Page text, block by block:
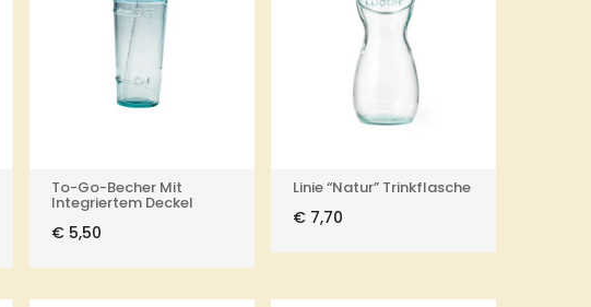
To-Go-Becher Mit
Integriertem Deckel
€5,50
Linie “Natur” Trinkflasche
€7,70